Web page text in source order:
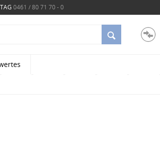
0461 / 80 71 70 - 0